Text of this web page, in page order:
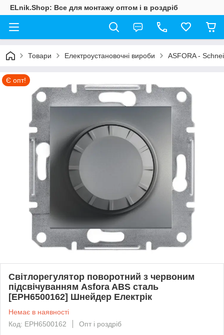
ELnik.Shop: Все для монтажу оптом і в роздріб
Товари Електроустановочні вироби ASFORA -
Є опт!
Світлорегулятор поворотний з червоним
підсвічуванням Asfora ABS сталь
[EPH6500162] Шнейдер Електрік
Немає в наявності
Код: EPH6500162
Опт і роздріб